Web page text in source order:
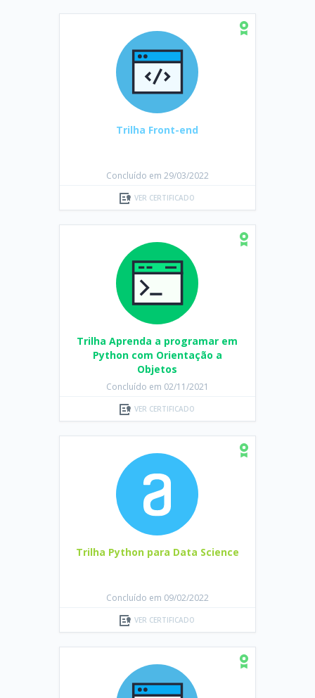
Trilha Front-end
Concluído em 29/03/2022
VER CERTIFICADO
Trilha Aprenda a programar em
Python com Orientação a
Objetos
Concluído em 02/11/2021
VER CERTIFICADO
Trilha Python para Data Science
Concluído em 09/02/2022
VER CERTIFICADO